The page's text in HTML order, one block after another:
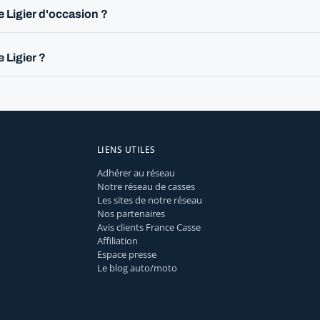
Ligier d'occasion ?
Ligier ?
LIENS UTILES
Adhérer au réseau
Notre réseau de casses
Les sites de notre réseau
Nos partenaires
Avis clients France Casse
Affiliation
Espace presse
Le blog auto/moto